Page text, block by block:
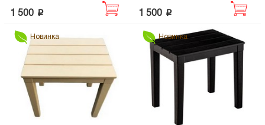
1 500 p 1 500 p
Новинка Новинка